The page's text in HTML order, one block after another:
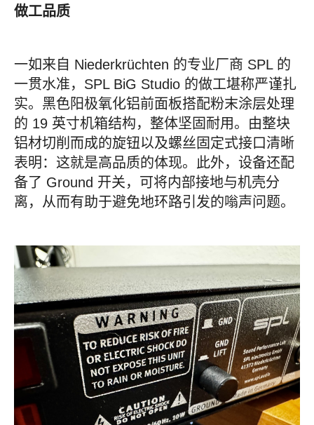
做工品质
一如来自 Niederkrüchten 的专业厂商 SPL 的
一贯水准，SPL BiG Studio 的做工堪称严谨扎
实。黑色阳极氧化铝前面板搭配粉末涂层处理
的 19 英寸机箱结构，整体坚固耐用。由整块
铝材切削而成的旋钮以及螺丝固定式接口清晰
表明：这就是高品质的体现。此外，设备还配
备了 Ground 开关，可将内部接地与机壳分
离，从而有助于避免地环路引发的嗡声问题。